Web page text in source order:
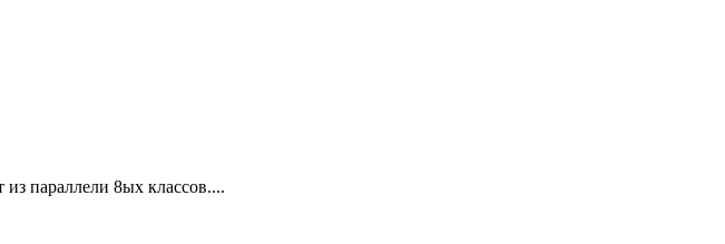
параллели 8ых классов....